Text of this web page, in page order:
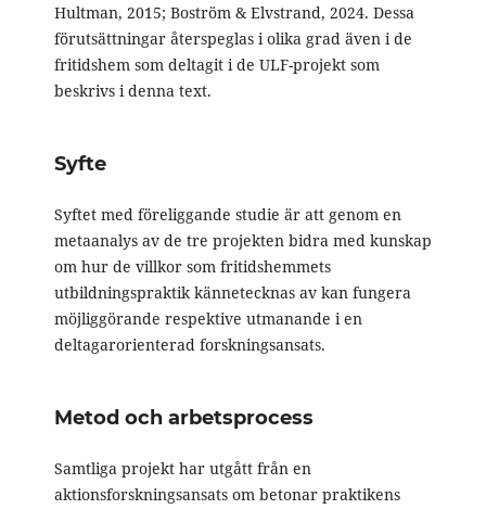
Hultman, 2015; Boström & Elvstrand, 2024. Dessa
förutsättningar återspeglas i olika grad även i de
fritidshem som deltagit i de ULF-projekt som
beskrivs i denna text.
Syfte
Syftet med föreliggande studie är att genom en
metaanalys av de tre projekten bidra med kunskap
om hur de villkor som fritidshemmets
utbildningspraktik kännetecknas av kan fungera
möjliggörande respektive utmanande i en
deltagarorienterad forskningsansats.
Metod och arbetsprocess
Samtliga projekt har utgått från en
aktionsforskningsansats om betonar praktikens